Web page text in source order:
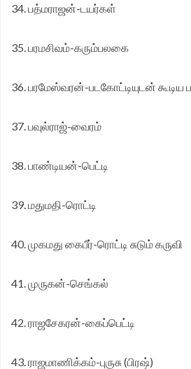
34. பத்மராஜன்-டயர்கள்
35. பரமசிவம்-கரும்பலகை
36. பரமேஸ்வரன்-படகோட்டியுடன் கூடிய
37. பவுல்ராஜ்-வைரம்
38. பாண்டியன்-பெட்டி
39. மதுமதி-ரொட்டி
40. முகமது கைபீர்-ரொட்டி சுடும் கருவி
41. முருகன்-செங்கல்
42. ராஜசேகரன்-கைப்பெட்டி
43. ராஜமாணிக்கம்-புருசு (பிரஷ்)